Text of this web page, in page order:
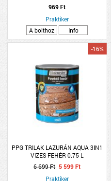
969 Ft
Praktiker
A bolthoz
Info
PPG TRILAK LAZURÁN AQUA 3IN1
VIZES FEHÉR 0.75 L
-16%
6 699 Ft 5 599 Ft
Praktiker